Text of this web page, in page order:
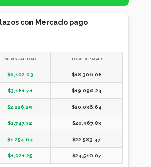
con Mercado pago
MENSUALIDAD TOTAL A PAGAR
$6,102.03 $18,306.08
$3,181.71 $19,090.24
$2,226.29 $20,036.64
$1,747.32 $20,967.83
$1,254.64 $22,583.47
$1,021.25 $24,510.07